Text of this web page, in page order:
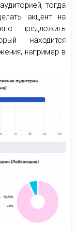
тогда
акцент на
предложить
находится
например в